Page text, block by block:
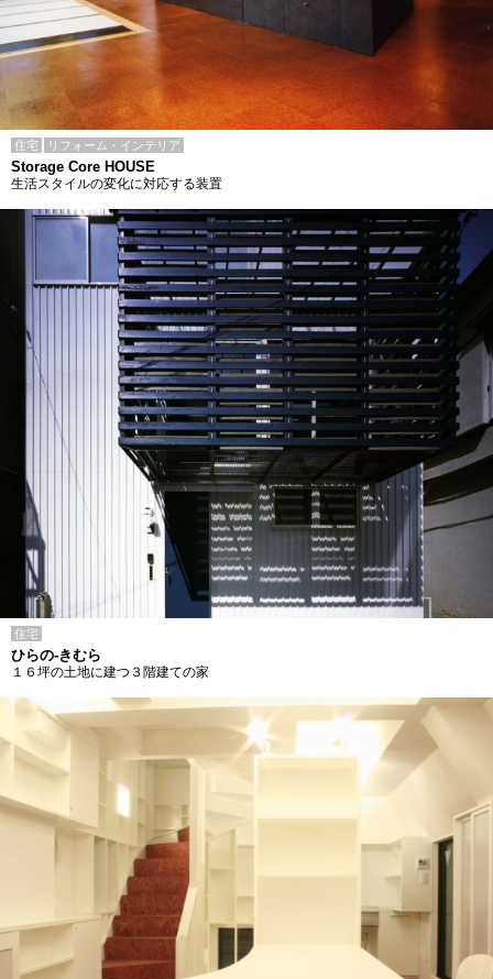
住宅 リフォーム・インテリア
Storage Core HOUSE
生活スタイルの変化に対応する装置
住宅
ひらの-きむら
１６坪の土地に建つ３階建ての家